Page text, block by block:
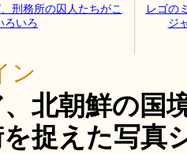
刑務所の囚人たちがこ
ろいろ
レゴの
ジ
ン
北朝鮮の国
捉えた写真